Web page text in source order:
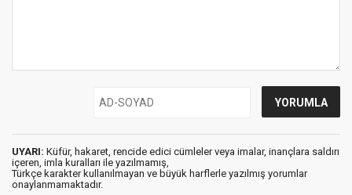
UYARI: Küfür, hakaret, rencide edici cümleler veya imalar, inançlara saldırı
içeren, imla kuralları ile yazılmamış,
Türkçe karakter kullanılmayan ve büyük harflerle yazılmış yorumlar
onaylanmamaktadır.